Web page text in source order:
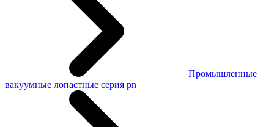
Промышленные
вакуумные лопастные серия pn